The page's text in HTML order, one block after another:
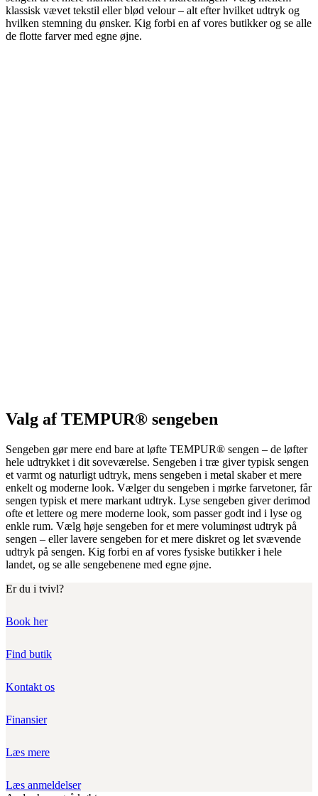
klassisk vævet tekstil eller blød velour – alt efter hvilket udtryk og
hvilken stemning du ønsker. Kig forbi en af vores butikker og se alle
de flotte farver med egne øjne.
Valg af TEMPUR® sengeben
Sengeben gør mere end bare at løfte TEMPUR® sengen – de løfter
hele udtrykket i dit soveværelse. Sengeben i træ giver typisk sengen
et varmt og naturligt udtryk, mens sengeben i metal skaber et mere
enkelt og moderne look. Vælger du sengeben i mørke farvetoner, får
sengen typisk et mere markant udtryk. Lyse sengeben giver derimod
ofte et lettere og mere moderne look, som passer godt ind i lyse og
enkle rum. Vælg høje sengeben for et mere voluminøst udtryk på
sengen – eller lavere sengeben for et mere diskret og let svævende
udtryk på sengen. Kig forbi en af vores fysiske butikker i hele
landet, og se alle sengebenene med egne øjne.
Er du i tvivl?
Book her
Find butik
Kontakt os
Finansier
Læs mere
Læs anmeldelser